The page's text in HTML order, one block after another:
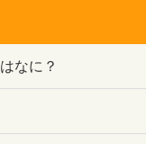
なに？